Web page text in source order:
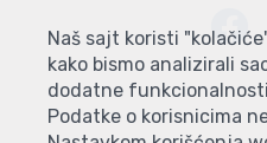
Naš sajt koristi
kako bismo analizirali
dodatne
Podatke o korisnicima